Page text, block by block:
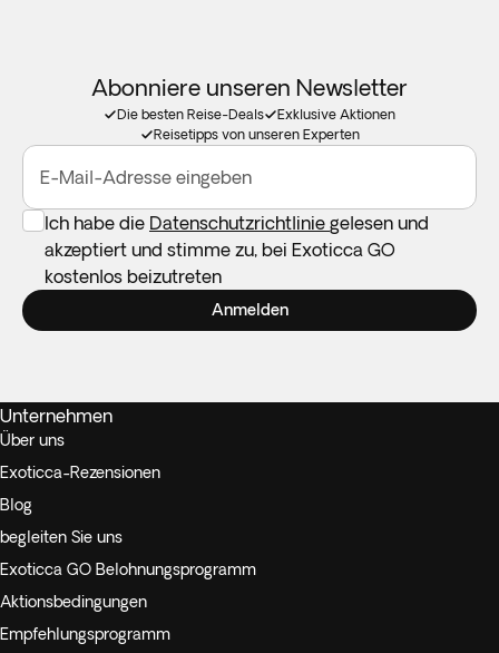
Abonniere unseren Newsletter
Die besten Reise-Deals
Exklusive Aktionen
Reisetipps von unseren Experten
E-Mail-Adresse eingeben
Ich habe die Datenschutzrichtlinie gelesen und
akzeptiert und stimme zu, bei Exoticca GO
kostenlos beizutreten
Anmelden
Unternehmen
Über uns
Exoticca-Rezensionen
Blog
begleiten Sie uns
Exoticca GO Belohnungsprogramm
Aktionsbedingungen
Empfehlungsprogramm